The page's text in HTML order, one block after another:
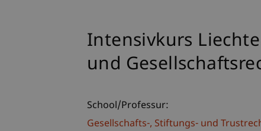
Intensivkurs
und
School/Professur:
Gesellschafts-, Stiftungs- und